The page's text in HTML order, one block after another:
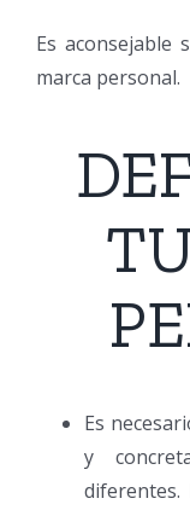
Es aconsejable
marca personal.
Es
y